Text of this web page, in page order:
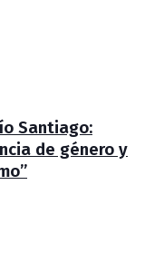
Santiago:
de género y